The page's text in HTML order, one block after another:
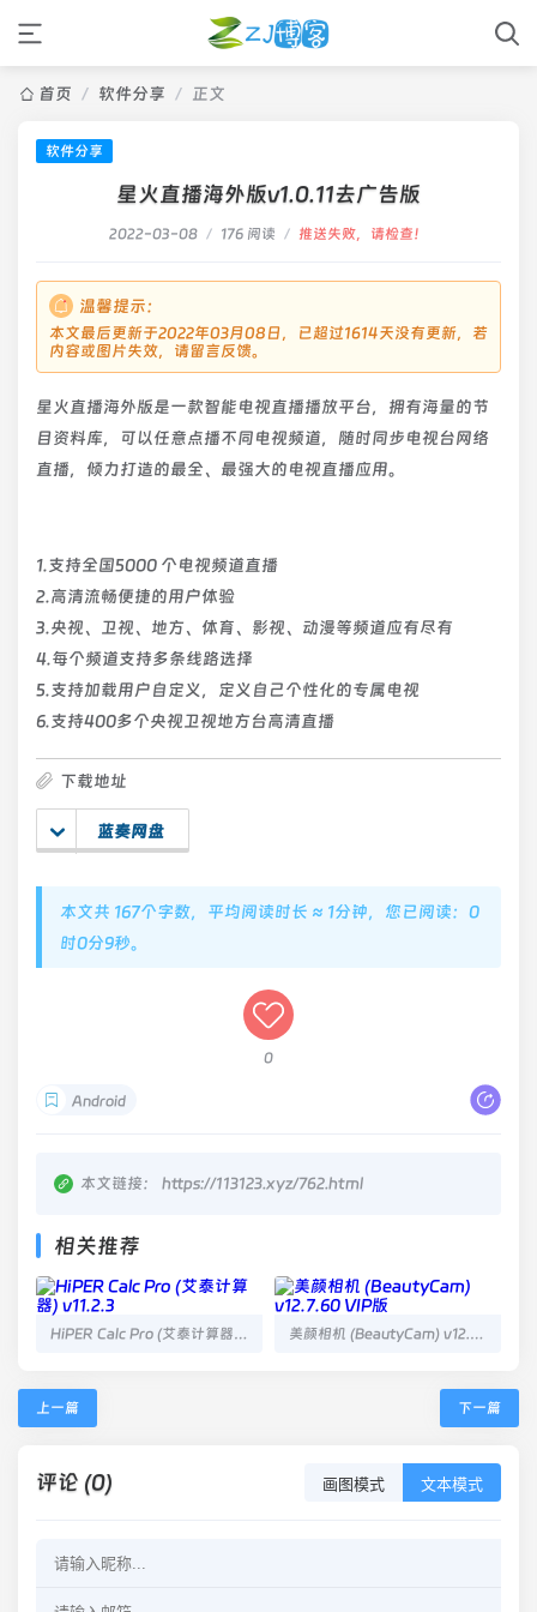
首页 / 软件分享 / 正文
软件分享
星火直播海外版v1.0.11去广告版
2022-03-08 / 176 阅读 / 推送失败，请检查！
温馨提示：
本文最后更新于2022年03月08日，已超过1614天没有更新，若
内容或图片失效，请留言反馈。
星火直播海外版是一款智能电视直播播放平台，拥有海量的节
目资料库，可以任意点播不同电视频道，随时同步电视台网络
直播，倾力打造的最全、最强大的电视直播应用。
1.支持全国5000 个电视频道直播
2.高清流畅便捷的用户体验
3.央视、卫视、地方、体育、影视、动漫等频道应有尽有
4.每个频道支持多条线路选择
5.支持加载用户自定义，定义自己个性化的专属电视
6.支持400多个央视卫视地方台高清直播
下载地址
蓝奏网盘
本文共 167个字数，平均阅读时长 ≈ 1分钟，您已阅读：0
时0分9秒。
0
Android
本文链接： https://113123.xyz/762.html
相关推荐
HiPER Calc Pro (艾泰计算器) v11.2.3 美颜相机 (BeautyCam) v12.7.60 VIP版
上一篇 下一篇
评论 (0) 画图模式 文本模式